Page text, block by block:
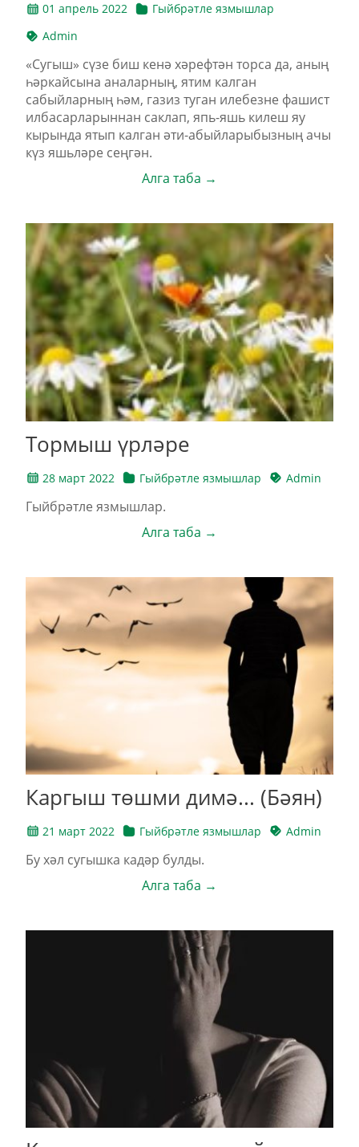
01 апрель 2022
Гыйбрәтле язмышлар
Admin
«Сугыш» сүзе биш кенә хәрефтән торса да, аның
һәркайсына аналарның, ятим калган
сабыйларның һәм, газиз туган илебезне фашист
илбасарларыннан саклап, япь-яшь килеш яу
кырында ятып калган әти-абыйларыбызның ачы
күз яшьләре сеңгән.
Алга таба →
Тормыш үрләре
28 март 2022 Гыйбрәтле язмышлар Admin
Гыйбрәтле язмышлар.
Алга таба →
Каргыш төшми димә... (Бәян)
21 март 2022 Гыйбрәтле язмышлар Admin
Бу хәл сугышка кадәр булды.
Алга таба →